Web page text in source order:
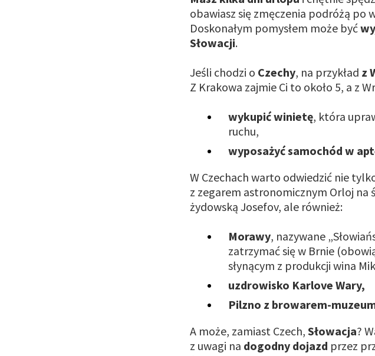
obawiasz się zmęczenia podróżą po
Doskonałym pomysłem może być
Słowacji.
Jeśli chodzi o Czechy, na przykład z
Z Krakowa zajmie Ci to około 5, a z
wykupić winietę, która
ruchu,
wyposażyć samochód w
W Czechach warto odwiedzić nie
z zegarem astronomicznym Orloj na
żydowską Josefov, ale również:
Morawy, nazywane
zatrzymać się w Brnie
słynącym z produkcji wina
uzdrowisko Karlove Wary,
Pilzno z browarem-
A może, zamiast Czech, Słowacja?
z uwagi na dogodny dojazd przez